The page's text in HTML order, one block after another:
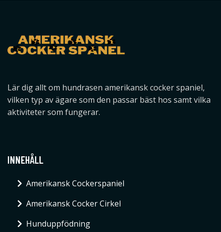
Lär dig allt om hundrasen amerikansk cocker spaniel,
vilken typ av ägare som den passar bäst hos samt vilka
aktiviteter som fungerar.
INNEHÅLL
Amerikansk Cockerspaniel
Amerikansk Cocker Cirkel
Hunduppfödning